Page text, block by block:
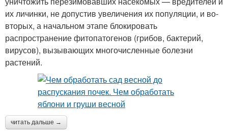
их личинки, не допустив увеличения их популяции, и во-
вторых, а начальном этапе блокировать
распространение фитопатогенов (грибов, бактерий,
вирусов), вызывающих многочисленные болезни
растений.
читать дальше →